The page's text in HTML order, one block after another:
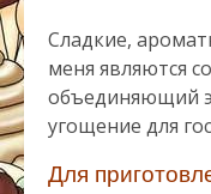
Сладкие,
меня являются
объединяющий
угощение для
Для